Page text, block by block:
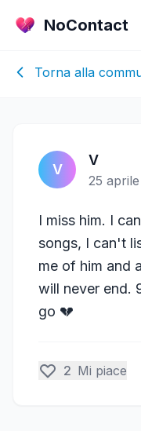
NoContact
Torna alla
V
V
25
I miss him. I
songs, I can't
me of him and
will never end.
go 💔
2 Mi piace